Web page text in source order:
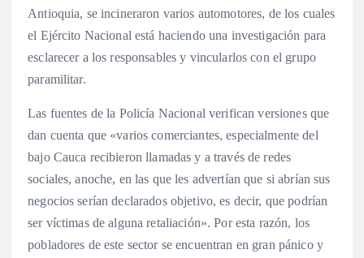
Antioquia, se incineraron varios automotores, de los cuales
el Ejército Nacional está haciendo una investigación para
esclarecer a los responsables y vincularlos con el grupo
paramilitar.
Las fuentes de la Policía Nacional verifican versiones que
dan cuenta que «varios comerciantes, especialmente del
bajo Cauca recibieron llamadas y a través de redes
sociales, anoche, en las que les advertían que si abrían sus
negocios serían declarados objetivo, es decir, que podrían
ser víctimas de alguna retaliación». Por esta razón, los
pobladores de este sector se encuentran en gran pánico y